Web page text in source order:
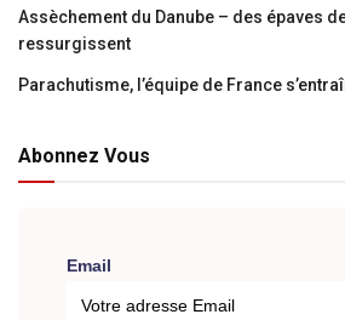
Assèchement du Danube – des épaves
ressurgissent
Parachutisme, l’équipe de France
Abonnez Vous
Email